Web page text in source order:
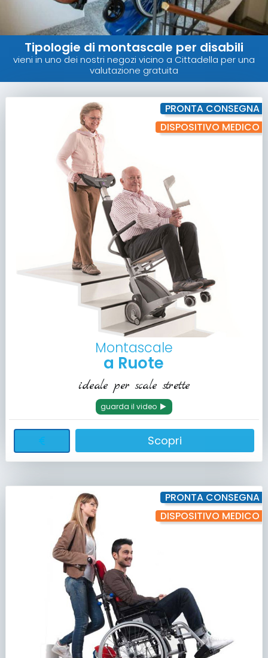
Tipologie di montascale per disabili
vieni in uno dei nostri negozi vicino a Cittadella per una
valutazione gratuita
PRONTA CONSEGNA
DISPOSITIVO MEDICO
Montascale
a Ruote
ideale per scale strette
guarda il video
Scopri
PRONTA CONSEGNA
DISPOSITIVO MEDICO